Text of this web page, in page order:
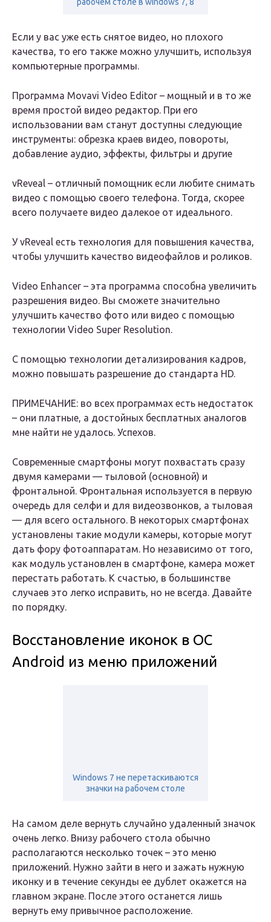
рабочем столе в windows 7, 8
Если у вас уже есть снятое видео, но плохого
качества, то его также можно улучшить, используя
компьютерные программы.
Программа Movavi Video Editor – мощный и в то же
время простой видео редактор. При его
использовании вам станут доступны следующие
инструменты: обрезка краев видео, повороты,
добавление аудио, эффекты, фильтры и другие
vReveal – отличный помощник если любите снимать
видео с помощью своего телефона. Тогда, скорее
всего получаете видео далекое от идеального.
У vReveal есть технология для повышения качества,
чтобы улучшить качество видеофайлов и роликов.
Video Enhancer – эта программа способна увеличить
разрешения видео. Вы сможете значительно
улучшить качество фото или видео с помощью
технологии Video Super Resolution.
С помощью технологии детализирования кадров,
можно повышать разрешение до стандарта HD.
ПРИМЕЧАНИЕ: во всех программах есть недостаток
– они платные, а достойных бесплатных аналогов
мне найти не удалось. Успехов.
Современные смартфоны могут похвастать сразу
двумя камерами — тыловой (основной) и
фронтальной. Фронтальная используется в первую
очередь для селфи и для видеозвонков, а тыловая
— для всего остального. В некоторых смартфонах
установлены такие модули камеры, которые могут
дать фору фотоаппаратам. Но независимо от того,
как модуль установлен в смартфоне, камера может
перестать работать. К счастью, в большинстве
случаев это легко исправить, но не всегда. Давайте
по порядку.
Восстановление иконок в ОС
Android из меню приложений
Windows 7 не перетаскиваются
значки на рабочем столе
На самом деле вернуть случайно удаленный значок
очень легко. Внизу рабочего стола обычно
располагаются несколько точек – это меню
приложений. Нужно зайти в него и зажать нужную
иконку и в течение секунды ее дублет окажется на
главном экране. После этого останется лишь
вернуть ему привычное расположение.